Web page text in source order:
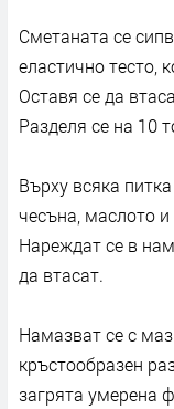
Сметаната се
еластично тесто,
Оставя се да
Разделя се на 10
Върху всяка
чесъна, маслото
Нареждат се в
да втасат.
Намазват се с
кръстообразен
загрята умерена